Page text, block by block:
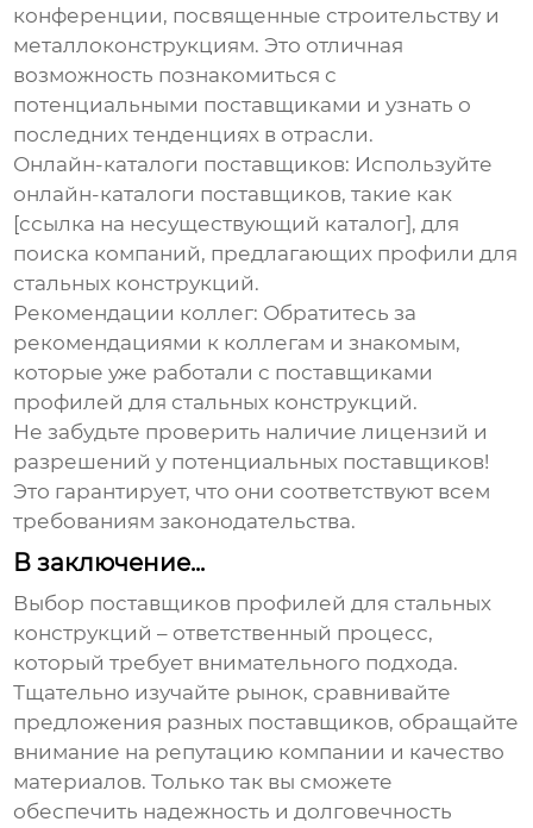
конференции, посвященные строительству и
металлоконструкциям. Это отличная
возможность познакомиться с
потенциальными поставщиками и узнать о
последних тенденциях в отрасли.
Онлайн-каталоги поставщиков: Используйте
онлайн-каталоги поставщиков, такие как
[ссылка на несуществующий каталог], для
поиска компаний, предлагающих профили для
стальных конструкций.
Рекомендации коллег: Обратитесь за
рекомендациями к коллегам и знакомым,
которые уже работали с поставщиками
профилей для стальных конструкций.
Не забудьте проверить наличие лицензий и
разрешений у потенциальных поставщиков!
Это гарантирует, что они соответствуют всем
требованиям законодательства.
В заключение...
Выбор поставщиков профилей для стальных
конструкций – ответственный процесс,
который требует внимательного подхода.
Тщательно изучайте рынок, сравнивайте
предложения разных поставщиков, обращайте
внимание на репутацию компании и качество
материалов. Только так вы сможете
обеспечить надежность и долговечность